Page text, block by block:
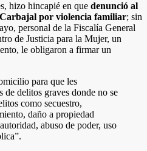
hizo hincapié en que denunció al
por violencia familiar; sin
personal de la Fiscalía General
de Justicia para la Mujer, un
le obligaron a firmar un
para que les
de delitos graves donde no se
como secuestro,
daño a propiedad
abuso de poder, uso